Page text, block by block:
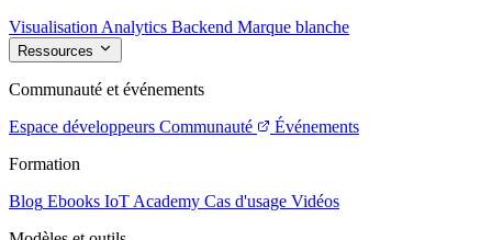
Visualisation Analytics Backend Marque blanche
Ressources
Communauté et événements
Espace développeurs Communauté
Événements
Formation
Blog Ebooks IoT Academy Cas d'usage Vidéos